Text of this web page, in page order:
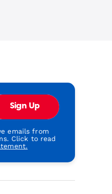
Sign Up
emails from
Click to read